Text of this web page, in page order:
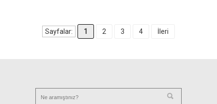
Sayfalar: 1 2 3 4 İleri